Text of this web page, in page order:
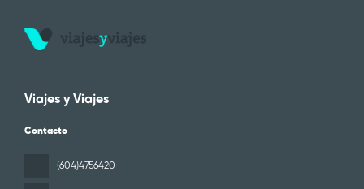
Viajes y Viajes
Contacto
(604)4756420